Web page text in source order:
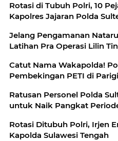
Rotasi di Tubuh Polri, 10
Kapolres Jajaran Polda
Jelang Pengamanan
Latihan Pra Operasi Lilin
Catut Nama Wakapolda!
Pembekingan PETI di
Ratusan Personel Polda
untuk Naik Pangkat
Rotasi Ditubuh Polri, Irjen
Kapolda Sulawesi Tengah